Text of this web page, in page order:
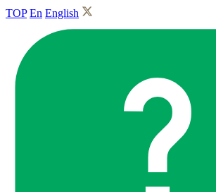
TOP En English